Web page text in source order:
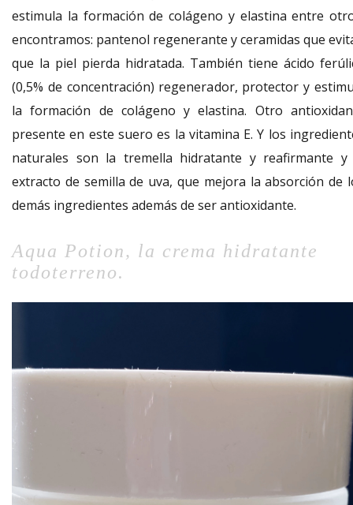
estimula la formación de colágeno y elastina entre
encontramos: pantenol regenerante y ceramidas que
que la piel pierda hidratada. También tiene ácido
(0,5% de concentración) regenerador, protector y
la formación de colágeno y elastina. Otro
presente en este suero es la vitamina E. Y los
naturales son la tremella hidratante y reafirmante y
extracto de semilla de uva, que mejora la absorción de
demás ingredientes además de ser antioxidante.
Aqua Potion, la crema hidratante
todoterreno.